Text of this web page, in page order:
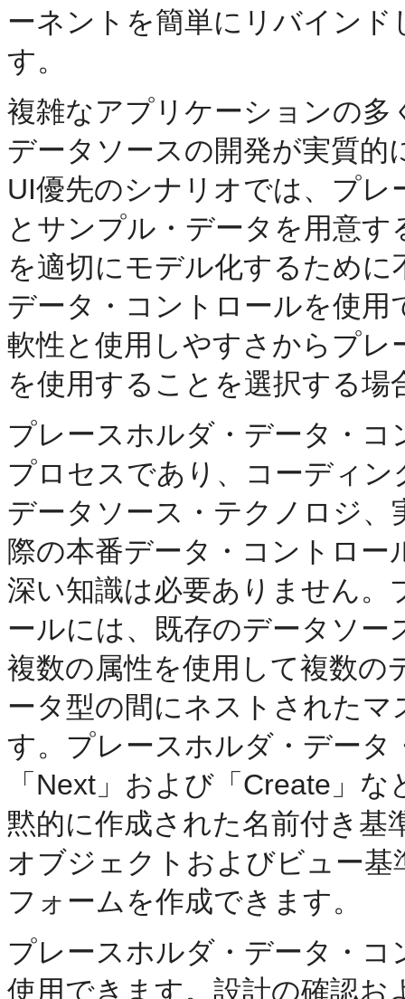
ーネントを簡単にリバイン
す。
複雑なアプリケーションの
データソースの開発が実質
UI優先のシナリオでは、プ
とサンプル・データを用意
を適切にモデル化するため
データ・コントロールを使
軟性と使用しやすさからプ
を使用することを選択する場
プレースホルダ・データ・
プロセスであり、コーディ
データソース・テクノロジ
際の本番データ・コントロ
深い知識は必要ありません
ールには、既存のデータソ
複数の属性を使用して複数の
ータ型の間にネストされた
す。プレースホルダ・データ
「Next」および「Create」
黙的に作成された名前付き
オブジェクトおよびビュー
フォームを作成できます。
プレースホルダ・データ・
使用できます。設計の確認お